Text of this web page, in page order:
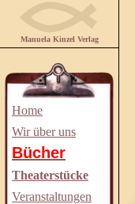
Manuela Kinzel Verlag
Home
Wir über uns
Bücher
Theaterstücke
Veranstaltungen